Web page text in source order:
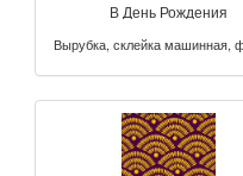
В День Рождения
Вырубка, склейка машинная,